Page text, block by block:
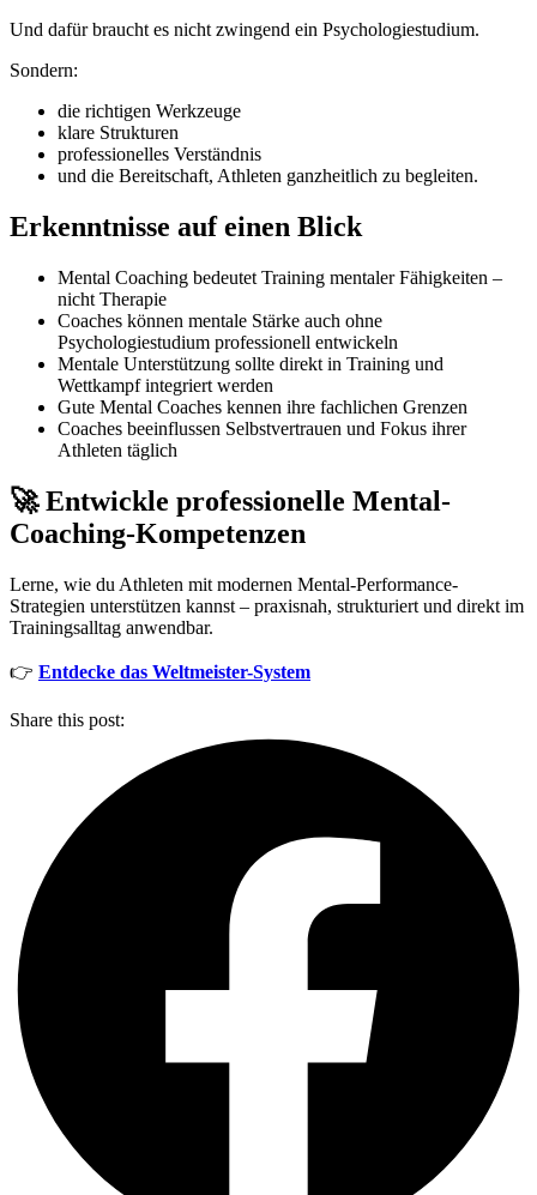
Und dafür braucht es nicht zwingend ein Psychologiestudium.
Sondern:
die richtigen Werkzeuge
klare Strukturen
professionelles Verständnis
und die Bereitschaft, Athleten ganzheitlich zu begleiten.
Erkenntnisse auf einen Blick
Mental Coaching bedeutet Training mentaler Fähigkeiten –
nicht Therapie
Coaches können mentale Stärke auch ohne
Psychologiestudium professionell entwickeln
Mentale Unterstützung sollte direkt in Training und
Wettkampf integriert werden
Gute Mental Coaches kennen ihre fachlichen Grenzen
Coaches beeinflussen Selbstvertrauen und Fokus ihrer
Athleten täglich
🚀 Entwickle professionelle Mental-
Coaching-Kompetenzen
Lerne, wie du Athleten mit modernen Mental-Performance-
Strategien unterstützen kannst – praxisnah, strukturiert und direkt im
Trainingsalltag anwendbar.
👉 Entdecke das Weltmeister-System
Share this post: